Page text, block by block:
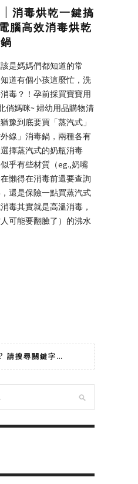
| 消毒烘乾一鍵搞
腦高效消毒烘乾
鍋
是媽媽們都知道的常
道有個小孩這麼忙，洗
毒？！孕前採買寶寶用
俏媽咪~ 婦幼用品購物清
豫到底要買「蒸汽式」
線」消毒鍋，兩種各有
擇蒸汽式的奶瓶消毒
乎有些材質（eg.,奶嘴
懶得在消毒前還要查詢
還是保險一點買蒸汽式
毒其實就是高溫消毒，
可能要翻臉了）的沸水
請搜尋關鍵字…